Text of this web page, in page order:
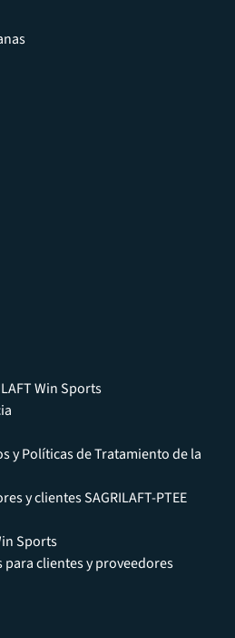
Win Sports
y Políticas de Tratamiento de la
y clientes SAGRILAFT-PTEE
Sports
clientes y proveedores